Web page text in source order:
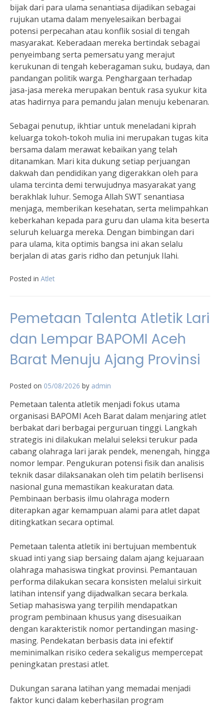
bijak dari para ulama senantiasa dijadikan sebagai
rujukan utama dalam menyelesaikan berbagai
potensi perpecahan atau konflik sosial di tengah
masyarakat. Keberadaan mereka bertindak sebagai
penyeimbang serta pemersatu yang merajut
kerukunan di tengah keberagaman suku, budaya, dan
pandangan politik warga. Penghargaan terhadap
jasa-jasa mereka merupakan bentuk rasa syukur kita
atas hadirnya para pemandu jalan menuju kebenaran.
Sebagai penutup, ikhtiar untuk meneladani kiprah
keluarga tokoh-tokoh mulia ini merupakan tugas kita
bersama dalam merawat kebaikan yang telah
ditanamkan. Mari kita dukung setiap perjuangan
dakwah dan pendidikan yang digerakkan oleh para
ulama tercinta demi terwujudnya masyarakat yang
berakhlak luhur. Semoga Allah SWT senantiasa
menjaga, memberikan kesehatan, serta melimpahkan
keberkahan kepada para guru dan ulama kita beserta
seluruh keluarga mereka. Dengan bimbingan dari
para ulama, kita optimis bangsa ini akan selalu
berjalan di atas garis ridho dan petunjuk Ilahi.
Posted in Atlet
Pemetaan Talenta Atletik Lari
dan Lempar BAPOMI Aceh
Barat Menuju Ajang Provinsi
Posted on 05/08/2026 by admin
Pemetaan talenta atletik menjadi fokus utama
organisasi BAPOMI Aceh Barat dalam menjaring atlet
berbakat dari berbagai perguruan tinggi. Langkah
strategis ini dilakukan melalui seleksi terukur pada
cabang olahraga lari jarak pendek, menengah, hingga
nomor lempar. Pengukuran potensi fisik dan analisis
teknik dasar dilaksanakan oleh tim pelatih berlisensi
nasional guna memastikan keakuratan data.
Pembinaan berbasis ilmu olahraga modern
diterapkan agar kemampuan alami para atlet dapat
ditingkatkan secara optimal.
Pemetaan talenta atletik ini bertujuan membentuk
skuad inti yang siap bersaing dalam ajang kejuaraan
olahraga mahasiswa tingkat provinsi. Pemantauan
performa dilakukan secara konsisten melalui sirkuit
latihan intensif yang dijadwalkan secara berkala.
Setiap mahasiswa yang terpilih mendapatkan
program pembinaan khusus yang disesuaikan
dengan karakteristik nomor pertandingan masing-
masing. Pendekatan berbasis data ini efektif
meminimalkan risiko cedera sekaligus mempercepat
peningkatan prestasi atlet.
Dukungan sarana latihan yang memadai menjadi
faktor kunci dalam keberhasilan program